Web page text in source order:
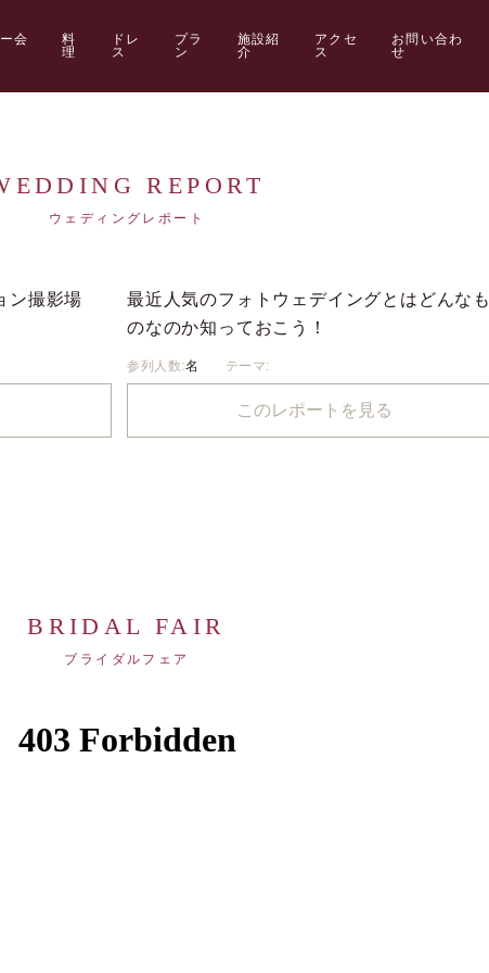
会
料
理
ドレ
ス
プラ
ン
施設紹
介
アクセ
ス
お問い合わ
せ
REPORT
ウェディングレポート
ン撮影場
最近人気のフォトウェデイングとはどんなも
のなのか知っておこう！
参列人数:名 テーマ:
このレポートを見る
BRIDAL FAIR
ブライダルフェア